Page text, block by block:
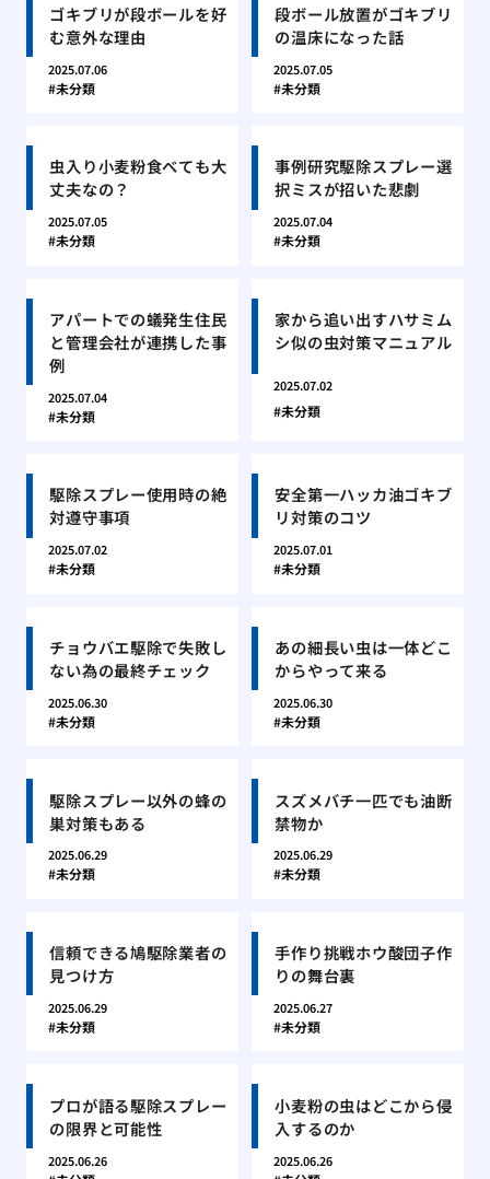
ゴキブリが段ボールを好
む意外な理由
2025.07.06
未分類
段ボール放置がゴキブリ
の温床になった話
2025.07.05
未分類
虫入り小麦粉食べても大
丈夫なの？
2025.07.05
未分類
事例研究駆除スプレー選
択ミスが招いた悲劇
2025.07.04
未分類
アパートでの蟻発生住民
と管理会社が連携した事
例
2025.07.04
未分類
家から追い出すハサミム
シ似の虫対策マニュアル
2025.07.02
未分類
駆除スプレー使用時の絶
対遵守事項
2025.07.02
未分類
安全第一ハッカ油ゴキブ
リ対策のコツ
2025.07.01
未分類
チョウバエ駆除で失敗し
ない為の最終チェック
2025.06.30
未分類
あの細長い虫は一体どこ
からやって来る
2025.06.30
未分類
駆除スプレー以外の蜂の
巣対策もある
2025.06.29
未分類
スズメバチ一匹でも油断
禁物か
2025.06.29
未分類
信頼できる鳩駆除業者の
見つけ方
2025.06.29
未分類
手作り挑戦ホウ酸団子作
りの舞台裏
2025.06.27
未分類
プロが語る駆除スプレー
の限界と可能性
2025.06.26
小麦粉の虫はどこから侵
入するのか
2025.06.26